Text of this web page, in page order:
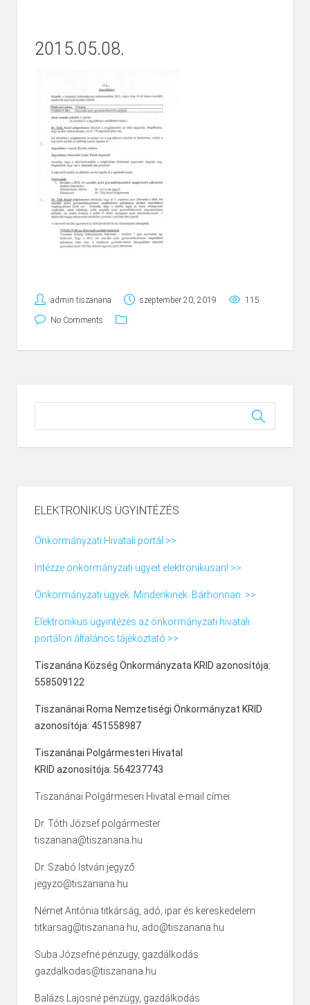
2015.05.08.
admin.tiszanana szeptember 20, 2019 115
No Comments
ELEKTRONIKUS ÜGYINTÉZÉS
Önkormányzati Hivatali portál >>
Intézze önkormányzati ügyeit elektronikusan! >>
Önkormányzati ügyek. Mindenkinek. Bárhonnan. >>
Elektronikus ügyintézés az önkormányzati hivatali
portálon általános tájékoztató >>
Tiszanána Község Önkormányzata KRID azonosítója:
558509122
Tiszanánai Roma Nemzetiségi Önkormányzat KRID
azonosítója: 451558987
Tiszanánai Polgármesteri Hivatal
KRID azonosítója: 564237743
Tiszanánai Polgármeseri Hivatal e-mail címei:
Dr. Tóth József polgármester
tiszanana@tiszanana.hu
Dr. Szabó István jegyző
jegyzo@tiszanana.hu
Német Antónia titkárság, adó, ipar és kereskedelem
titkarsag@tiszanana.hu, ado@tiszanana.hu
Suba Józsefné pénzügy, gazdálkodás
gazdalkodas@tiszanana.hu
Balázs Lajosné pénzügy, gazdálkodás